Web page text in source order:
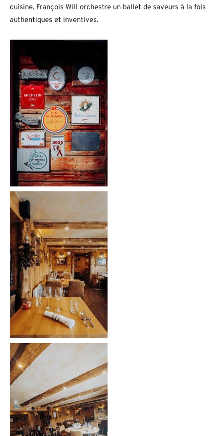
cuisine, François Will orchestre un ballet de saveurs à la fois
authentiques et inventives.